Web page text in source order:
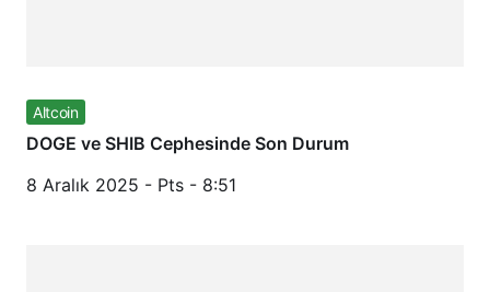
Altcoin
DOGE ve SHIB Cephesinde Son Durum
8 Aralık 2025 - Pts - 8:51